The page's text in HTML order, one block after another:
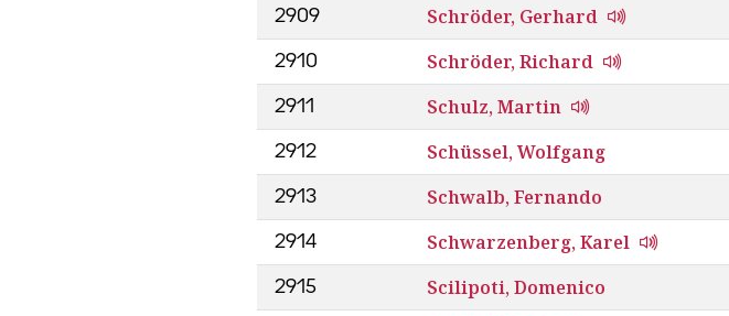
2909 Schröder, Gerhard
2910 Schröder, Richard
2911 Schulz, Martin
2912 Schüssel, Wolfgang
2913 Schwalb, Fernando
2914 Schwarzenberg, Karel
2915 Scilipoti, Domenico